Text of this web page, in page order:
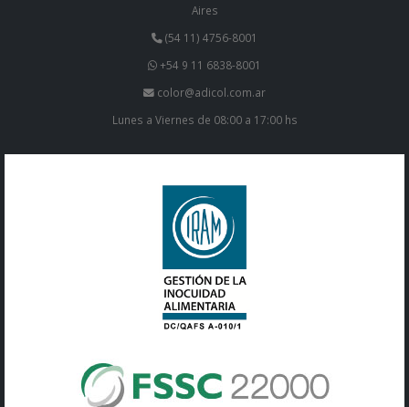
Aires
(54 11) 4756-8001
+54 9 11 6838-8001
color@adicol.com.ar
Lunes a Viernes de 08:00 a 17:00 hs